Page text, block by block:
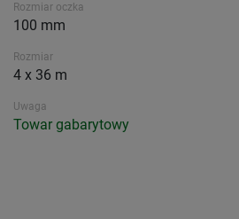
Rozmiar oczka
100 mm
Rozmiar
4 x 36 m
Uwaga
Towar gabarytowy